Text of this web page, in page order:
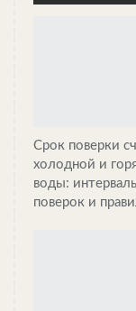
ломается из-за
Рудбекия отлично
цветущей клумбы,
может достигать
Срок поверки
холодной и
воды:
поверок и